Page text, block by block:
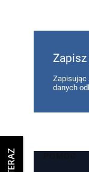
Zapisując
danych